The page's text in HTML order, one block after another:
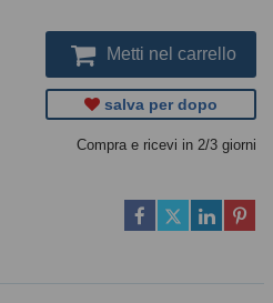
Metti nel carrello
salva per dopo
Compra e ricevi in 2/3 giorni